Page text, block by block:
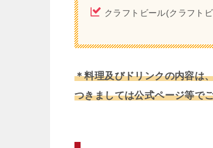
クラフトビール(クラフト
＊料理及びドリンクの内容は
つきましては公式ページ等で